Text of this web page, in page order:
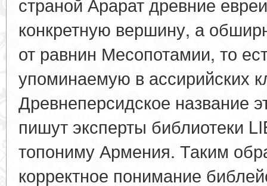
конкретную вершину, а
от равнин Месопотамии, то
упоминаемую в ассирийских
Древнеперсидское название
пишут эксперты библиотеки
топониму Армения. Таким
корректное понимание